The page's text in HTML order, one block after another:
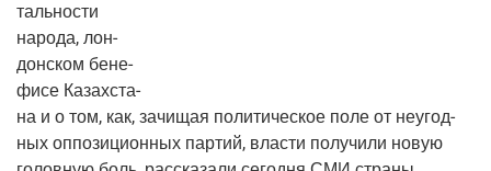
таль­но­сти
наро­да, лон­
дон­ском бене­
фи­се Казах­ста­
на и о том, как, зачи­щая поли­ти­че­ское поле от неугод­
ных оппо­зи­ци­он­ных пар­тий, вла­сти полу­чи­ли новую